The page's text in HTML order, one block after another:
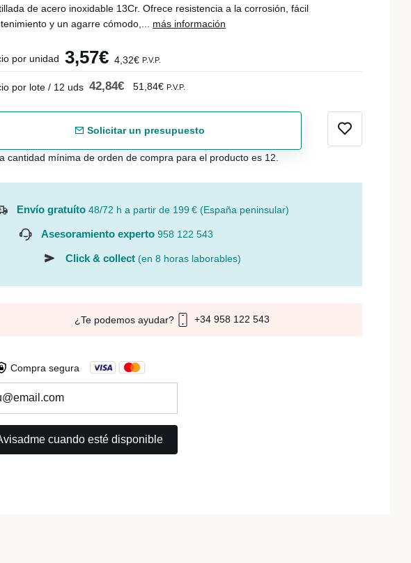
de acero inoxidable 13Cr. Ofrece resistencia a la corrosión, fácil
y un agarre cómodo,... más información
por unidad 3,57€ 4,32€ P.V.P.
por lote / 12 uds 42,84€ 51,84€ P.V.P.
Solicitar un presupuesto
cantidad mínima de orden de compra para el producto es 12.
Envío gratuíto 48/72 h a partir de 199 € (España peninsular)
Asesoramiento experto 958 122 543
Click & collect (en 8 horas laborables)
¿Te podemos ayudar? +34 958 122 543
Compra segura